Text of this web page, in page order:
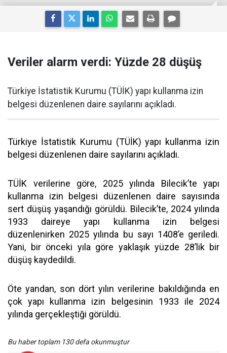
Veriler alarm verdi: Yüzde 28 düşüş
Türkiye İstatistik Kurumu (TÜİK) yapı kullanma izin
belgesi düzenlenen daire sayılarını açıkladı.
Türkiye İstatistik Kurumu (TÜİK) yapı kullanma izin
belgesi düzenlenen daire sayılarını açıkladı.
TÜİK verilerine göre, 2025 yılında Bilecik’te yapı
kullanma izin belgesi düzenlenen daire sayısında
sert düşüş yaşandığı görüldü. Bilecik’te, 2024 yılında
1933 daireye yapı kullanma izin belgesi
düzenlenirken 2025 yılında bu sayı 1408’e geriledi.
Yani, bir önceki yıla göre yaklaşık yüzde 28’lik bir
düşüş kaydedildi.
Öte yandan, son dört yılın verilerine bakıldığında en
çok yapı kullanma izin belgesinin 1933 ile 2024
yılında gerçekleştiği görüldü.
Bu haber toplam 130 defa okunmuştur